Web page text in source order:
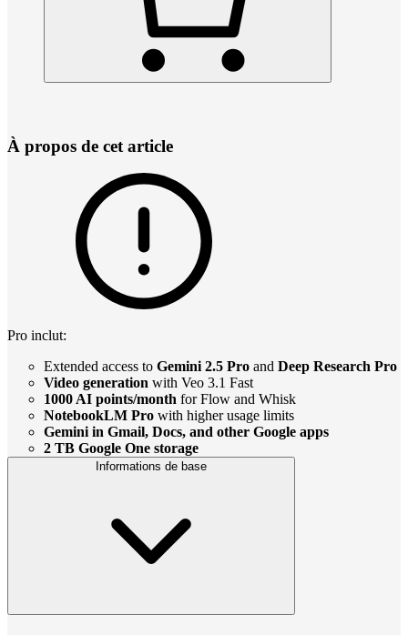
À propos de cet article
Pro inclut:
Extended access to Gemini 2.5 Pro and Deep Research Pro
Video generation with Veo 3.1 Fast
1000 AI points/month for Flow and Whisk
NotebookLM Pro with higher usage limits
Gemini in Gmail, Docs, and other Google apps
2 TB Google One storage
Informations de base